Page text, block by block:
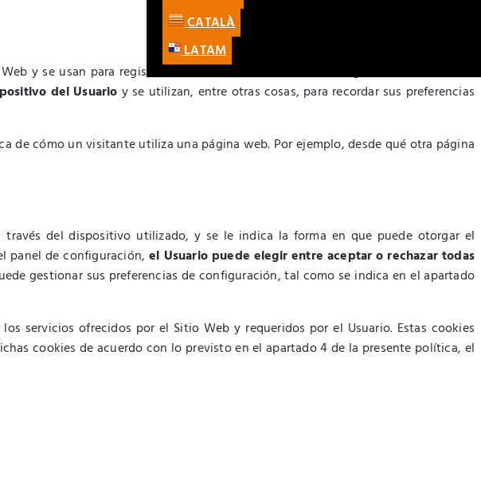
CATALÀ
LATAM
y se usan para registrar ciertas interacciones de la navegación, almacenando
del Usuario y se utilizan, entre otras cosas, para recordar sus preferencias
de cómo un visitante utiliza una página web. Por ejemplo, desde qué otra página
del dispositivo utilizado, y se le indica la forma en que puede otorgar el
panel de configuración,el Usuario puede elegir entre aceptar o rechazar todas
gestionar sus preferencias de configuración, tal como se indica en el apartado
servicios ofrecidos por el Sitio Web y requeridos por el Usuario. Estas cookies
cookies de acuerdo con lo previsto en el apartado 4 de la presente política, el